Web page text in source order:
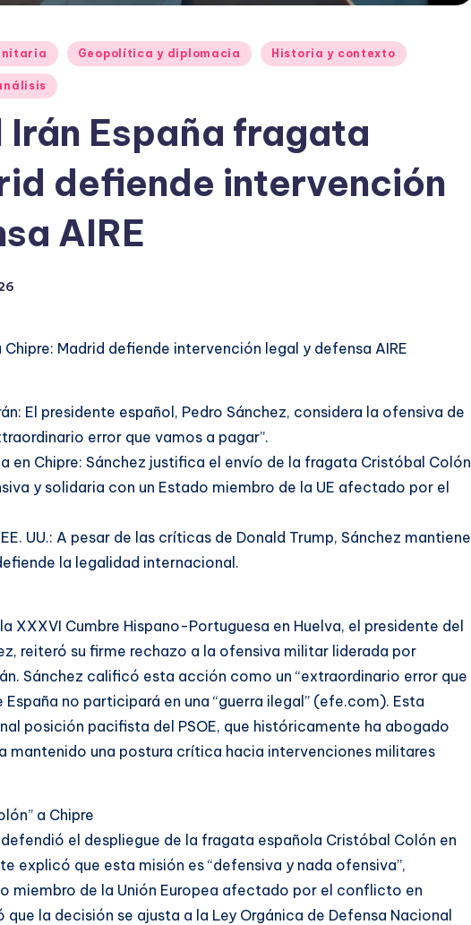
Geopolítica y diplomacia Historia y contexto
España fragata
defiende intervención
AIRE
Madrid defiende intervención legal y defensa AIRE
El presidente español, Pedro Sánchez, considera la ofensiva de
error que vamos a pagar”.
en Chipre: Sánchez justifica el envío de la fragata Cristóbal Colón
y solidaria con un Estado miembro de la UE afectado por el
UU.: A pesar de las críticas de Donald Trump, Sánchez mantiene
la legalidad internacional.
XXXVI Cumbre Hispano-Portuguesa en Huelva, el presidente del
reiteró su firme rechazo a la ofensiva militar liderada por
Sánchez calificó esta acción como un “extraordinario error que
España no participará en una “guerra ilegal” (efe.com). Esta
posición pacifista del PSOE, que históricamente ha abogado
mantenido una postura crítica hacia intervenciones militares
a Chipre
el despliegue de la fragata española Cristóbal Colón en
explicó que esta misión es “defensiva y nada ofensiva”,
miembro de la Unión Europea afectado por el conflicto en
la decisión se ajusta a la Ley Orgánica de Defensa Nacional